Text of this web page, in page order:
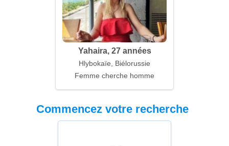
Yahaira, 27 années
Hlybokaïe, Biélorussie
Femme cherche homme
Commencez votre recherche